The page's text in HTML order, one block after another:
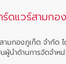
ดแวร์สามกอ
มกองภูเก็ต จำกัด ไ
นผู้นำด้านการจัดจำ